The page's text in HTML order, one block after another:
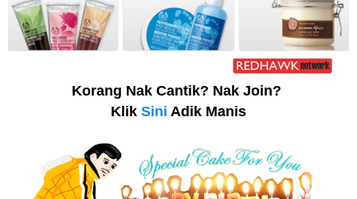
Korang Nak Cantik? Nak Join?
Klik Sini Adik Manis